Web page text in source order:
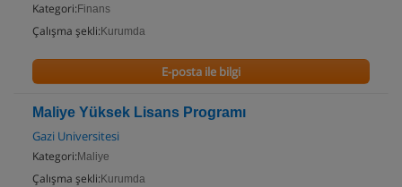
Kategori: Finans
Çalışma şekli: Kurumda
E-posta ile bilgi
Maliye Yüksek Lisans Programı
Gazi Universitesi
Kategori: Maliye
Çalışma şekli: Kurumda